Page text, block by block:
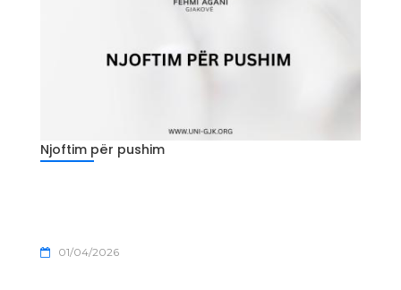
Njoftim për pushim
01/04/2026